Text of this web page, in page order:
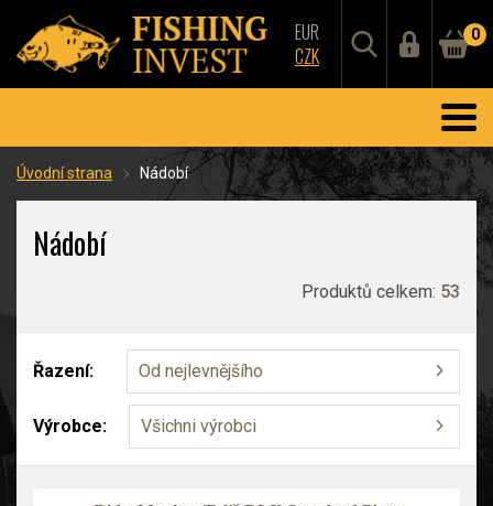
EUR
CZK
0
Úvodní strana Nádobí
Nádobí
Produktů celkem: 53
Řazení: Od nejlevnějšího
Výrobce: Všichni výrobci